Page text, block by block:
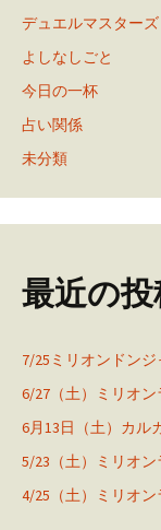
デュエルマスターズ
よしなしごと
今日の一杯
占い関係
未分類
最近の投
7/25ミリオンドン
6/27（土）ミリオ
6月13日（土）カル
5/23（土）ミリオ
4/25（土）ミリオ